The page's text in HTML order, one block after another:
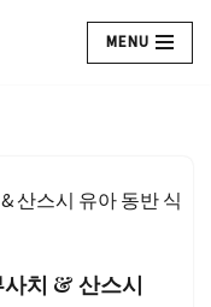
MENU
치 & 산스시